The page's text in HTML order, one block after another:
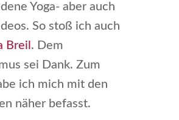
Yoga- aber auch
So stoß ich auch
Breil . Dem
sei Dank. Zum
ich mich mit den
näher befasst.